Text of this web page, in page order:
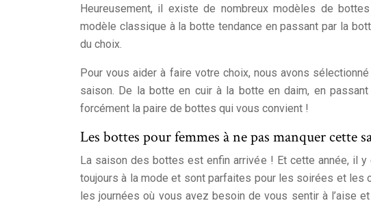
Heureusement, il existe de nombreux modèles de
modèle classique à la botte tendance en passant par la
du choix.
Pour vous aider à faire votre choix, nous avons
saison. De la botte en cuir à la botte en daim, en
forcément la paire de bottes qui vous convient !
Les bottes pour femmes à ne pas manquer cette
La saison des bottes est enfin arrivée ! Et cette année, il
toujours à la mode et sont parfaites pour les soirées et
les journées où vous avez besoin de vous sentir à l’aise